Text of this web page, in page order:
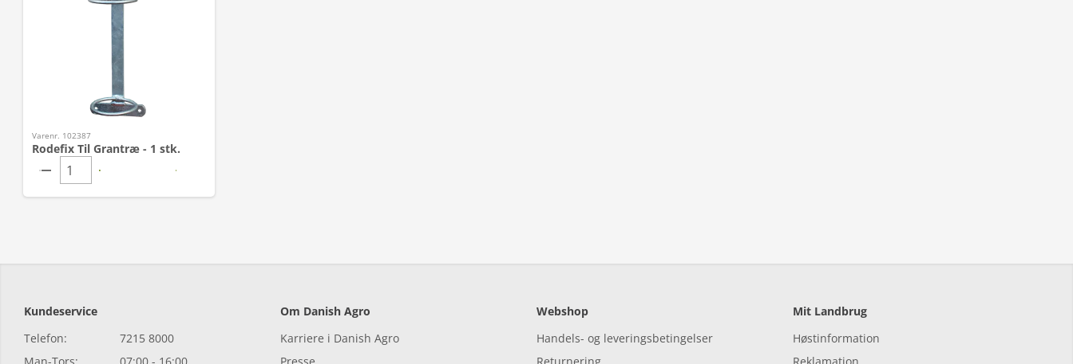
Varenr. 102387
Rodefix Til Grantræ - 1 stk.
Kundeservice
Telefon:
7215 8000
Om Danish Agro
Karriere i Danish Agro
Webshop
Handels- og leveringsbetingelser
Mit Landbrug
Høstinformation